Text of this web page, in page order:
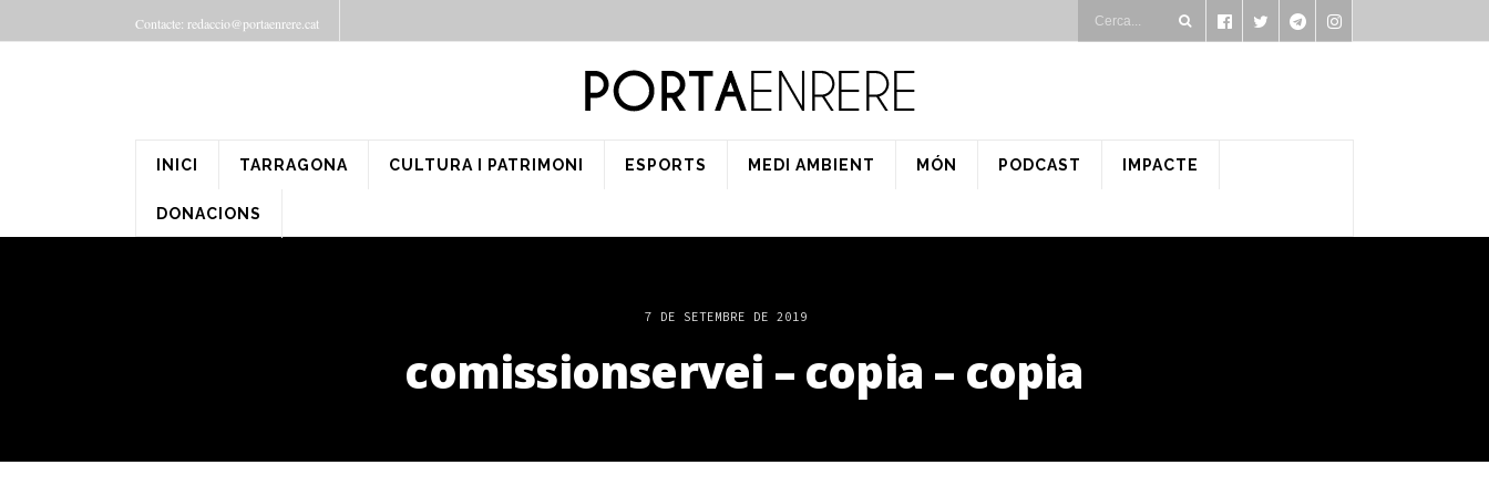
Contacte: redaccio@portaenrere.cat
INICI TARRAGONA CULTURA I PATRIMONI ESPORTS MEDI AMBIENT MÓN PODCAST IMPACTE
DONACIONS
7 DE SETEMBRE DE 2019
comissionservei – copia – copia